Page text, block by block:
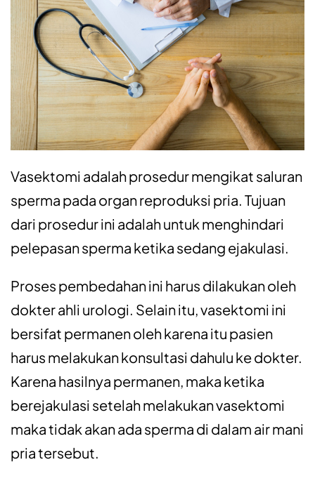
Vasektomi adalah prosedur mengikat saluran
sperma pada organ reproduksi pria. Tujuan
dari prosedur ini adalah untuk menghindari
pelepasan sperma ketika sedang ejakulasi.
Proses pembedahan ini harus dilakukan oleh
dokter ahli urologi. Selain itu, vasektomi ini
bersifat permanen oleh karena itu pasien
harus melakukan konsultasi dahulu ke dokter.
Karena hasilnya permanen, maka ketika
berejakulasi setelah melakukan vasektomi
maka tidak akan ada sperma di dalam air mani
pria tersebut.